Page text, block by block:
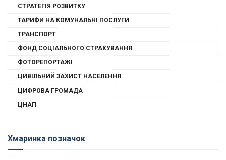
СТРАТЕГІЯ РОЗВИТКУ
ТАРИФИ НА КОМУНАЛЬНІ ПОСЛУГИ
ТРАНСПОРТ
ФОНД СОЦІАЛЬНОГО СТРАХУВАННЯ
ФОТОРЕПОРТАЖІ
ЦИВІЛЬНИЙ ЗАХИСТ НАСЕЛЕННЯ
ЦИФРОВА ГРОМАДА
ЦНАП
Хмаринка позначок